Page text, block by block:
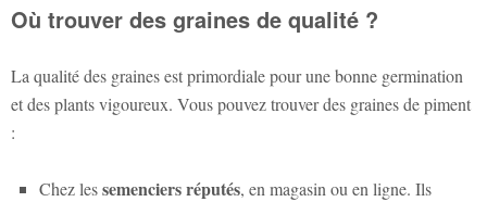
Où trouver des graines de qualité ?
La qualité des graines est primordiale pour une bonne germination
et des plants vigoureux. Vous pouvez trouver des graines de piment
:
Chez lessemenciers réputés, en magasin ou en ligne. Ils